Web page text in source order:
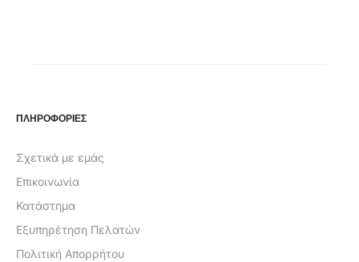
ΠΛΗΡΟΦΟΡΙΕΣ
Σχετικά με εμάς
Επικοινωνία
Κατάστημα
Εξυπηρέτηση Πελατών
Πολιτική Απορρήτου